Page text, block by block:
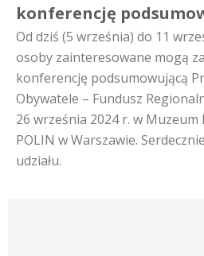
konferencję
Od dziś (5 września) do 11
osoby zainteresowane mogą
konferencję podsumowującą
Obywatele – Fundusz
26 września 2024 r. w
POLIN w Warszawie.
udziału.